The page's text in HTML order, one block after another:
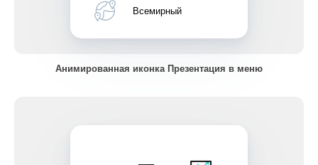
Всемирный
Анимированная иконка Презентация в меню